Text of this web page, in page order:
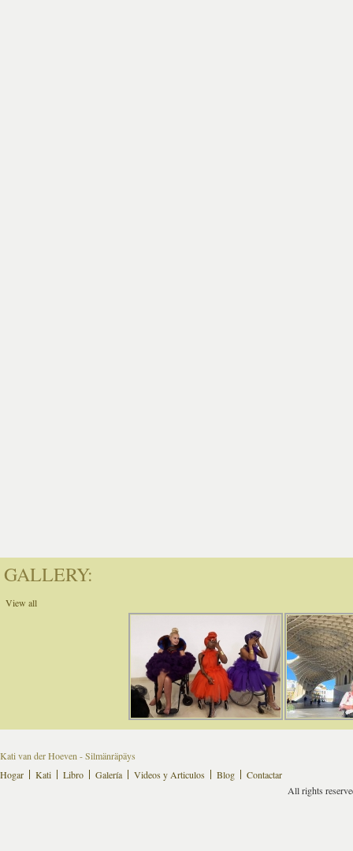
GALLERY:
View all
Kati van der Hoeven - Silmänräpäys
Hogar
Kati Libro Galería Videos y Articulos Blog
Contactar
All rights